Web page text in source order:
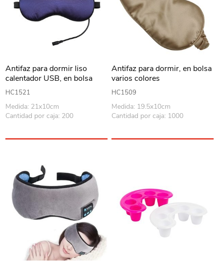
Antifaz para dormir liso
calentador USB, en bolsa
varios colores
HC1521
Medida: 21x10cm
Cantidad por caja: 200
Antifaz para dormir, en bolsa
varios colores
HC1509
Medida: 19.5x10cm
Cantidad por caja: 1000